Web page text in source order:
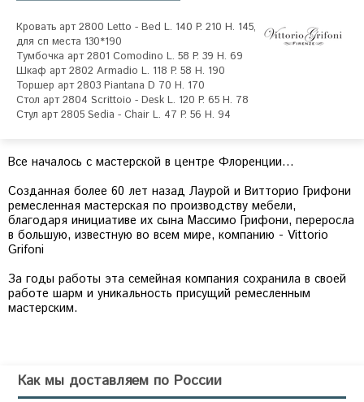
Кровать арт 2800 Letto - Bed L. 140 P. 210 H. 145,
для сп места 130*190
Тумбочка арт 2801 Comodino L. 58 P. 39 H. 69
Шкаф арт 2802 Armadio L. 118 P. 58 H. 190
Торшер арт 2803 Piantana D 70 H. 170
Стол арт 2804 Scrittoio - Desk L. 120 P. 65 H. 78
Стул арт 2805 Sedia - Chair L. 47 P. 56 H. 94
Все началось с мастерской в центре Флоренции…
Созданная более 60 лет назад Лаурой и Витторио Грифони
ремесленная мастерская по производству мебели,
благодаря инициативе их сына Массимо Грифони, переросла
в большую, известную во всем мире, компанию - Vittorio
Grifoni
За годы работы эта семейная компания сохранила в своей
работе шарм и уникальность присущий ремесленным
мастерским.
Как мы доставляем по России